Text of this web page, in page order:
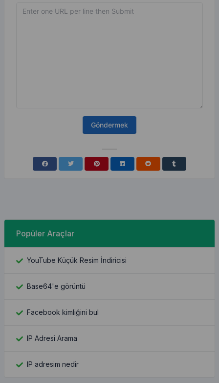
Göndermek
Popüler Araçlar
YouTube Küçük Resim İndiricisi
Base64'e görüntü
Facebook kimliğini bul
IP Adresi Arama
IP adresim nedir